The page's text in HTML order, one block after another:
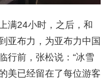
满24小时，之后，和
亚布力，为亚布力中国
行前，张松说：“冰雪
美已经留在了每位游客